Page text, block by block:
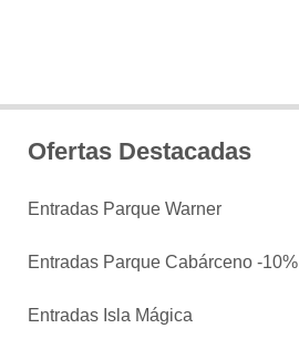
Ofertas Destacadas
Entradas Parque Warner
Entradas Parque Cabárceno -10%
Entradas Isla Mágica